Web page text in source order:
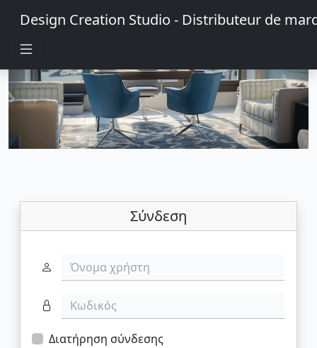
Design Creation Studio - Distributeur de
Σύνδεση
Όνομα χρήστη
Κωδικός
Διατήρηση σύνδεσης